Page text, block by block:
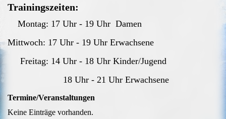
Trainingszeiten:
Montag: 17 Uhr - 19 Uhr Damen
Mittwoch: 17 Uhr - 19 Uhr Erwachsene
Freitag: 14 Uhr - 18 Uhr Kinder/Jugend
18 Uhr - 21 Uhr Erwachsene
Termine/Veranstaltungen
Keine Einträge vorhanden.